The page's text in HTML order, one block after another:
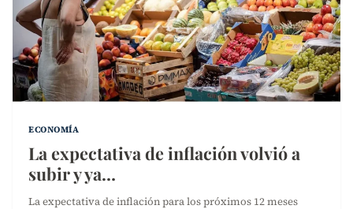
ECONOMÍA
La expectativa de inflación volvió a
subir y ya…
La expectativa de inflación para los próximos 12 meses